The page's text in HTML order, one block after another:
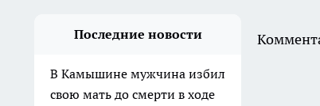
Последние новости
В Камышине мужчина избил
свою мать до смерти в ходе